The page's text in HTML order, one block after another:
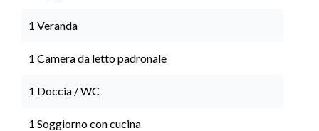
1 Veranda
1 Camera da letto padronale
1 Doccia / WC
1 Soggiorno con cucina